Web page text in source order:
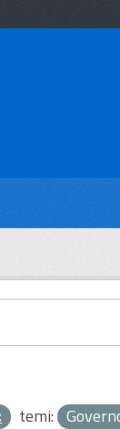
temi: